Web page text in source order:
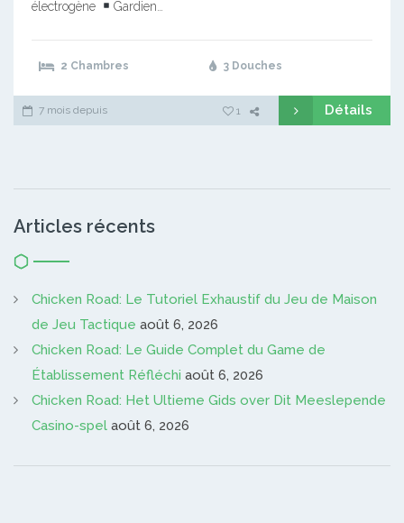
électrogène
Gardien…
2 Chambres 3 Douches
7 mois depuis 1 Détails
Articles récents
Chicken Road: Le Tutoriel Exhaustif du Jeu de Maison
de Jeu Tactique août 6, 2026
Chicken Road: Le Guide Complet du Game de
Établissement Réfléchi août 6, 2026
Chicken Road: Het Ultieme Gids over Dit Meeslepende
Casino-spel août 6, 2026